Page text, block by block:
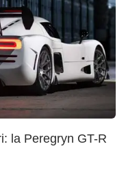
la Peregryn GT-R